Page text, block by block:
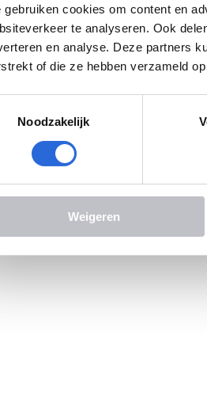
gebruiken cookies om content en
te analyseren. Ook
en analyse. Deze partners
of die ze hebben verzameld
Noodzakelijk
Weigeren
Opleidingen (CZO)
Nijmegen